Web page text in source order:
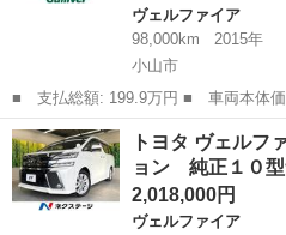
ヴェルファイア
98,000km
2015年
小山市
■ 支払総額: 199.9万円 ■ 車両本体価格： 1,884,000 円 ■ メーカ
ー名： トヨタ ■ 車種名： ヴェル
２．５Ｚ Ａエディション 純正１
ルセグＴＶ...
栃木 小山市 ヴェルファイア
トヨタ ヴェル
ョン 純正１０
2,018,000円
ヴェルファイア